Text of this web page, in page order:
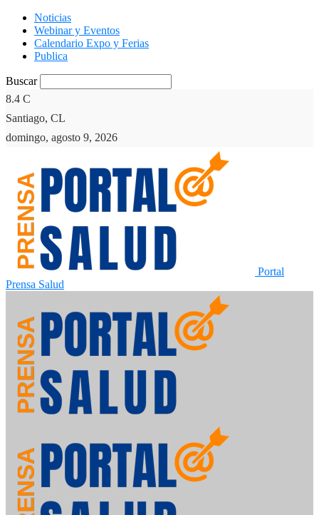
Noticias
Webinar y Eventos
Calendario Expo y Ferias
Publica
Buscar
8.4 C
Santiago, CL
domingo, agosto 9, 2026
Portal
Prensa Salud